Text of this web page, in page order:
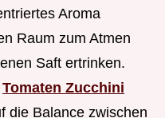
Aroma
Raum zum Atmen
Saft ertrinken.
Tomaten Zucchini
die Balance zwischen